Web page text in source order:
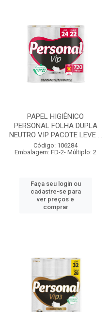
PAPEL HIGIÊNICO
PERSONAL FOLHA DUPLA
NEUTRO VIP PACOTE LEVE ...
Código: 106284
Embalagem: FD-2- Múltiplo: 2
Faça seu login ou
cadastre-se para
ver preços e
comprar